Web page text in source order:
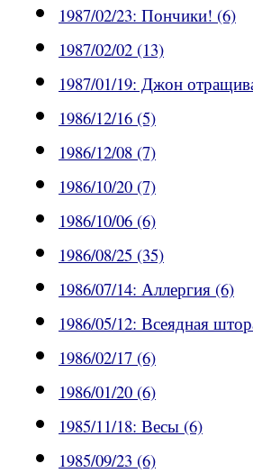
1987/02/23: Пончики! (6)
1987/02/02 (13)
1987/01/19: Джон
1986/12/16 (5)
1986/12/08 (7)
1986/10/20 (7)
1986/10/06 (6)
1986/08/25 (35)
1986/07/14: Аллергия (6)
1986/05/12: Всеядная
1986/02/17 (6)
1986/01/20 (6)
1985/11/18: Весы (6)
1985/09/23 (6)